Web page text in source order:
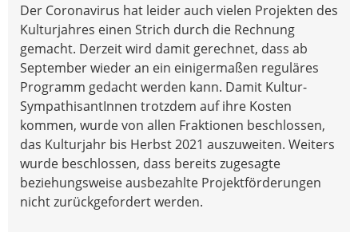
Der Coronavirus hat leider auch vielen Projekten des
Kulturjahres einen Strich durch die Rechnung
gemacht. Derzeit wird damit gerechnet, dass ab
September wieder an ein einigermaßen reguläres
Programm gedacht werden kann. Damit Kultur-
SympathisantInnen trotzdem auf ihre Kosten
kommen, wurde von allen Fraktionen beschlossen,
das Kulturjahr bis Herbst 2021 auszuweiten. Weiters
wurde beschlossen, dass bereits zugesagte
beziehungsweise ausbezahlte Projektförderungen
nicht zurückgefordert werden.